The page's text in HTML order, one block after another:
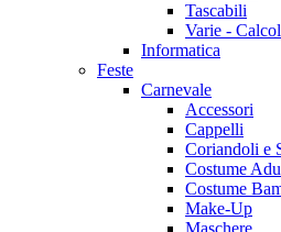
Tascabili
Varie -
Informatica
Feste
Carnevale
Accessori
Cappelli
Coriandoli e
Costume
Costume
Make-Up
Maschere